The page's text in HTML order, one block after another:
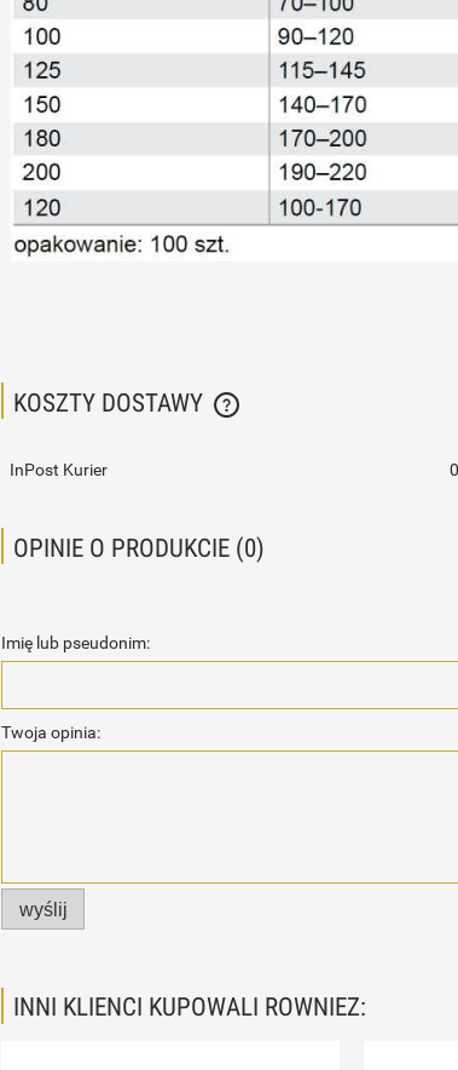
KOSZTY DOSTAWY
CENA NIE ZAWIERA
InPost Kurier
OPINIE O PRODUKCIE (0)
Imię lub pseudonim:
Twoja opinia:
wyślij
INNI KLIENCI KUPOWALI ROWNIEZ: